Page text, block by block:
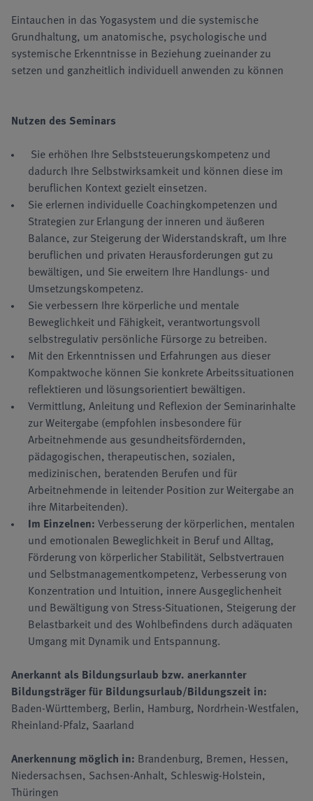
Eintauchen in das Yogasystem und die systemische
Grundhaltung, um anatomische, psychologische und
systemische Erkenntnisse in Beziehung zueinander zu
setzen und ganzheitlich individuell anwenden zu können
Nutzen des Seminars
Sie erhöhen Ihre Selbststeuerungskompetenz und
dadurch Ihre Selbstwirksamkeit und können diese im
beruflichen Kontext gezielt einsetzen.
Sie erlernen individuelle Coachingkompetenzen und
Strategien zur Erlangung der inneren und äußeren
Balance, zur Steigerung der Widerstandskraft, um Ihre
beruflichen und privaten Herausforderungen gut zu
bewältigen, und Sie erweitern Ihre Handlungs- und
Umsetzungskompetenz.
Sie verbessern Ihre körperliche und mentale
Beweglichkeit und Fähigkeit, verantwortungsvoll
selbstregulativ persönliche Fürsorge zu betreiben.
Mit den Erkenntnissen und Erfahrungen aus dieser
Kompaktwoche können Sie konkrete Arbeitssituationen
reflektieren und lösungsorientiert bewältigen.
Vermittlung, Anleitung und Reflexion der Seminarinhalte
zur Weitergabe (empfohlen insbesondere für
Arbeitnehmende aus gesundheitsfördernden,
pädagogischen, therapeutischen, sozialen,
medizinischen, beratenden Berufen und für
Arbeitnehmende in leitender Position zur Weitergabe an
ihre Mitarbeitenden).
Im Einzelnen: Verbesserung der körperlichen, mentalen
und emotionalen Beweglichkeit in Beruf und Alltag,
Förderung von körperlicher Stabilität, Selbstvertrauen
und Selbstmanagementkompetenz, Verbesserung von
Konzentration und Intuition, innere Ausgeglichenheit
und Bewältigung von Stress-Situationen, Steigerung der
Belastbarkeit und des Wohlbefindens durch adäquaten
Umgang mit Dynamik und Entspannung.
Anerkannt als Bildungsurlaub bzw. anerkannter
Bildungsträger für Bildungsurlaub/Bildungszeit in:
Baden-Württemberg, Berlin, Hamburg, Nordrhein-Westfalen,
Rheinland-Pfalz, Saarland
Anerkennung möglich in: Brandenburg, Bremen, Hessen,
Niedersachsen, Sachsen-Anhalt, Schleswig-Holstein,
Thüringen